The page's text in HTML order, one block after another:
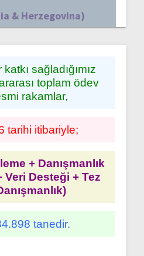
& Herzegovina)
sağladığımız
toplam ödev
rakamlar,
tarihi itibariyle;
+ Danışmanlık
Veri Desteği + Tez
tanedir.